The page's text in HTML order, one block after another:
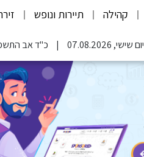
קהילה תיירות ונופש
יום שישי, 07.08.2026 כ"ד אב